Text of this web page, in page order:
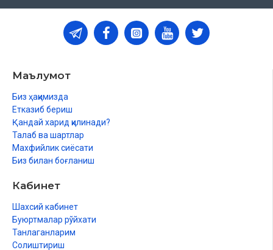
Маълумот
Биз ҳақимизда
Етказиб бериш
Қандай харид қилинади?
Талаб ва шартлар
Махфийлик сиёсати
Биз билан боғланиш
Кабинет
Шахсий кабинет
Буюртмалар рўйхати
Танлаганларим
Солиштириш